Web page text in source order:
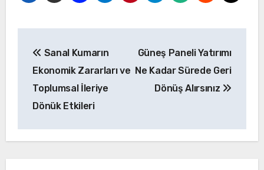
gezinmesi
Sanal Kumarın
Ekonomik Zararları ve
Toplumsal İleriye
Dönük Etkileri
Güneş Paneli Yatırımı
Ne Kadar Sürede Geri
Dönüş Alırsınız